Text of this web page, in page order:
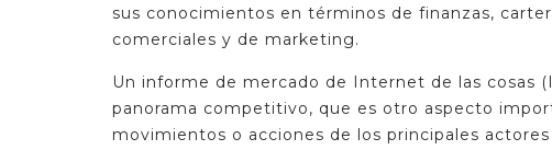
sus conocimientos en términos de finanzas,
comerciales y de marketing.
Un informe de mercado de Internet de las cosas
panorama competitivo, que es otro aspecto
movimientos o acciones de los principales